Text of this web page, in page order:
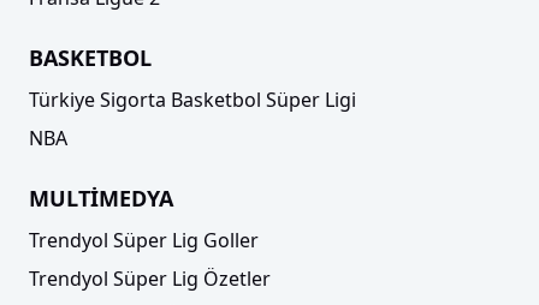
BASKETBOL
Türkiye Sigorta Basketbol Süper Ligi
NBA
MULTİMEDYA
Trendyol Süper Lig Goller
Trendyol Süper Lig Özetler